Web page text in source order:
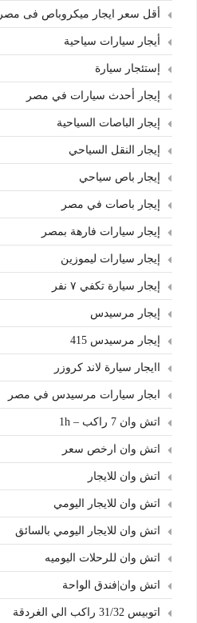
أقل سعر ايجار ميكروباص فى مصر
أيجار سيارات سياحية
إستئجار سيارة
إيجار أحدث سيارات في مصر
إيجار الباصات السياحية
إيجار النقل السياحي
إيجار باص سياحي
إيجار باصات في مصر
إيجار سيارات فارهة بمصر
إيجار سيارات ليموزين
إيجار سيارة تكفي ٧ نفر
إيجار مرسيدس
إيجار مرسيدس 415
اايجار سيارة لاند كروزر
ابجار سيارات مرسيدس في مصر
اتش وان 7 راكب – 1h
اتش وان ارخص سعر
اتش وان للايجار
اتش وان للايجار اليومي
اتش وان للايجار اليومي بالسائق
اتش وان للرحلات اليوميه
اتش وان|فندق الواحة
اتوبيس 31/32 راكب الي الغردقة